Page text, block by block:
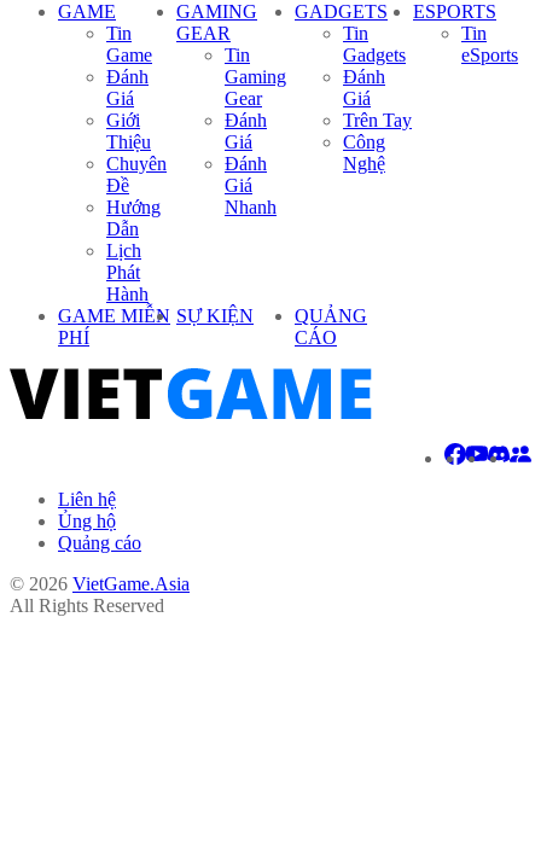
GAME
Tin
Game
Đánh
Giá
Giới
Thiệu
Chuyên
Đề
Hướng
Dẫn
Lịch
Phát
Hành
GAMING
GEAR
Tin
Gaming
Gear
Đánh
Giá
Đánh
Giá
Nhanh
GADGETS
Tin
Gadgets
Đánh
Giá
Trên Tay
Công
Nghệ
ESPORTS
Tin
eSports
GAME MIỄN
PHÍ
SỰ KIỆN
QUẢNG
CÁO
Liên hệ
Ủng hộ
Quảng cáo
© 2026 VietGame.Asia
All Rights Reserved